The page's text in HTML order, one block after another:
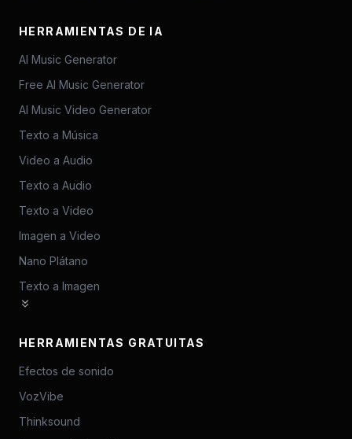
HERRAMIENTAS DE IA
AI Music Generator
Free AI Music Generator
AI Music Video Generator
Texto a Música
Video a Audio
Texto a Audio
Texto a Video
Imagen a Video
Nano Plátano
Texto a Imagen
HERRAMIENTAS GRATUITAS
Efectos de sonido
VozVibe
Thinksound